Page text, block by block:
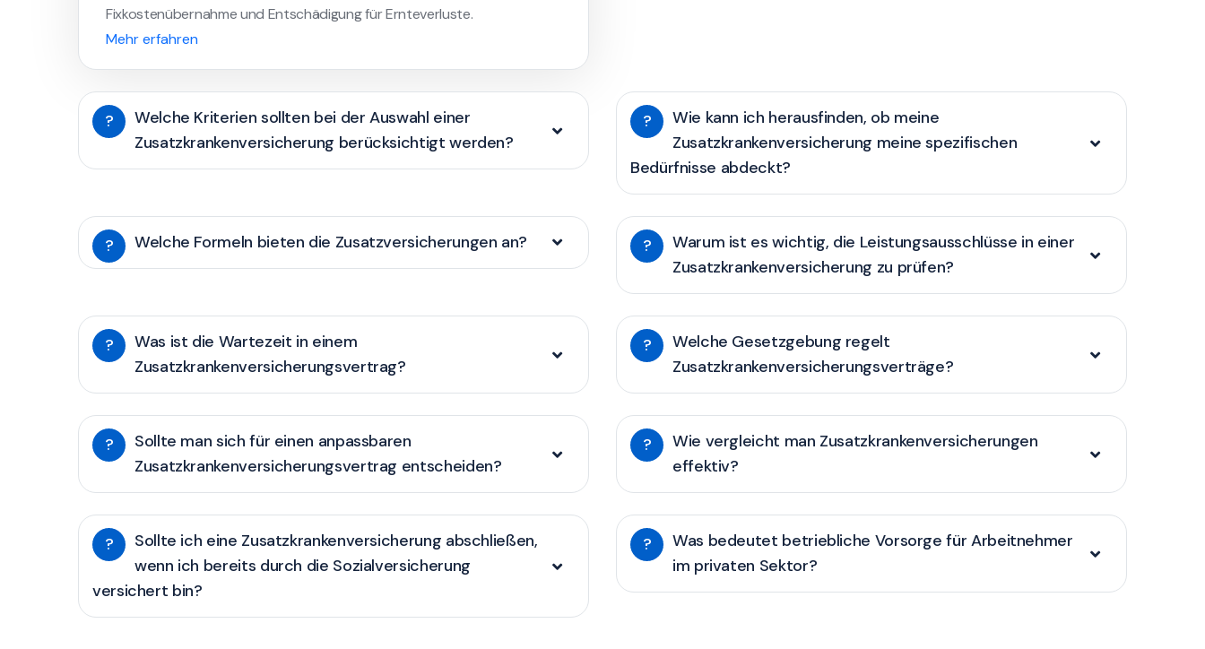
Fixkostenübernahme und Entschädigung für Ernteverluste.
Mehr erfahren
?
Welche Kriterien sollten bei der Auswahl einer
Zusatzkrankenversicherung berücksichtigt werden?
?
Wie kann ich herausfinden, ob meine
Zusatzkrankenversicherung meine spezifischen
Bedürfnisse abdeckt?
? Welche Formeln bieten die Zusatzversicherungen an? ?
Warum ist es wichtig, die Leistungsausschlüsse in einer
Zusatzkrankenversicherung zu prüfen?
?
Was ist die Wartezeit in einem
Zusatzkrankenversicherungsvertrag?
?
Welche Gesetzgebung regelt
Zusatzkrankenversicherungsverträge?
?
Sollte man sich für einen anpassbaren
Zusatzkrankenversicherungsvertrag entscheiden?
?
Wie vergleicht man Zusatzkrankenversicherungen
effektiv?
?
Sollte ich eine Zusatzkrankenversicherung abschließen,
wenn ich bereits durch die Sozialversicherung
versichert bin?
?
Was bedeutet betriebliche Vorsorge für Arbeitnehmer
im privaten Sektor?